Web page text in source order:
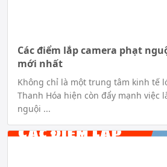
Các điểm lắp camera phạt
mới nhất
Không chỉ là một trung tâm kinh tế
Thanh Hóa hiện còn đẩy mạnh việc
nguội ...